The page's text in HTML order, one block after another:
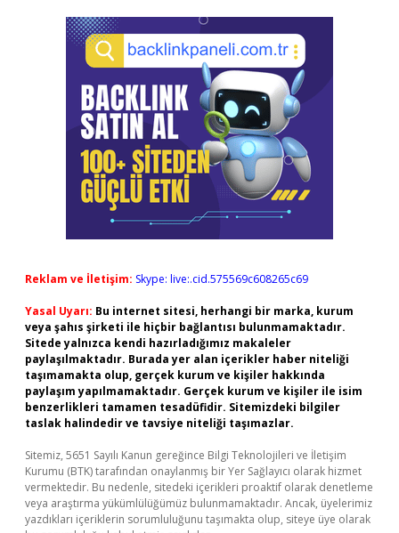
Reklam ve İletişim: Skype: live:.cid.575569c608265c69
Yasal Uyarı: Bu internet sitesi, herhangi bir marka, kurum
veya şahıs şirketi ile hiçbir bağlantısı bulunmamaktadır.
Sitede yalnızca kendi hazırladığımız makaleler
paylaşılmaktadır. Burada yer alan içerikler haber niteliği
taşımamakta olup, gerçek kurum ve kişiler hakkında
paylaşım yapılmamaktadır. Gerçek kurum ve kişiler ile isim
benzerlikleri tamamen tesadüfidir. Sitemizdeki bilgiler
taslak halindedir ve tavsiye niteliği taşımazlar.
Sitemiz, 5651 Sayılı Kanun gereğince Bilgi Teknolojileri ve İletişim
Kurumu (BTK) tarafından onaylanmış bir Yer Sağlayıcı olarak hizmet
vermektedir. Bu nedenle, sitedeki içerikleri proaktif olarak denetleme
veya araştırma yükümlülüğümüz bulunmamaktadır. Ancak, üyelerimiz
yazdıkları içeriklerin sorumluluğunu taşımakta olup, siteye üye olarak